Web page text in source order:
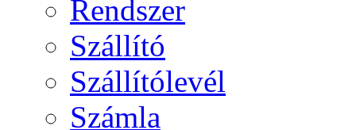
Rendszer
Szállító
Szállítólevél
Számla